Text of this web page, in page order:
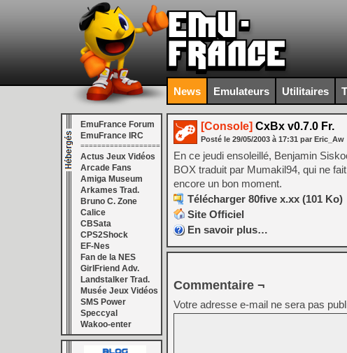
News Emulateurs Utilitaires
EmuFrance Forum
EmuFrance IRC
===================
Actus Jeux Vidéos
Arcade Fans
Amiga Museum
Arkames Trad.
Bruno C. Zone
Calice
CBSata
CPS2Shock
EF-Nes
Fan de la NES
GirlFriend Adv.
Landstalker Trad.
Musée Jeux Vidéos
SMS Power
Speccyal
Wakoo-enter
[Console] CxBx v0.7.0 Fr.
Posté le 29/05/2003 à 17:31 par Eric_Aw
En ce jeudi ensoleillé, Benjamin
BOX traduit par Mumakil94, qui ne
encore un bon moment.
Télécharger 80five x.xx (101 Ko)
Site Officiel
En savoir plus…
Commentaire ¬
Votre adresse e-mail ne sera pas